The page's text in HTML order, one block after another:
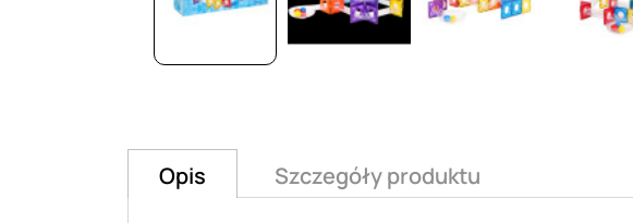
Opis Szczegóły produktu